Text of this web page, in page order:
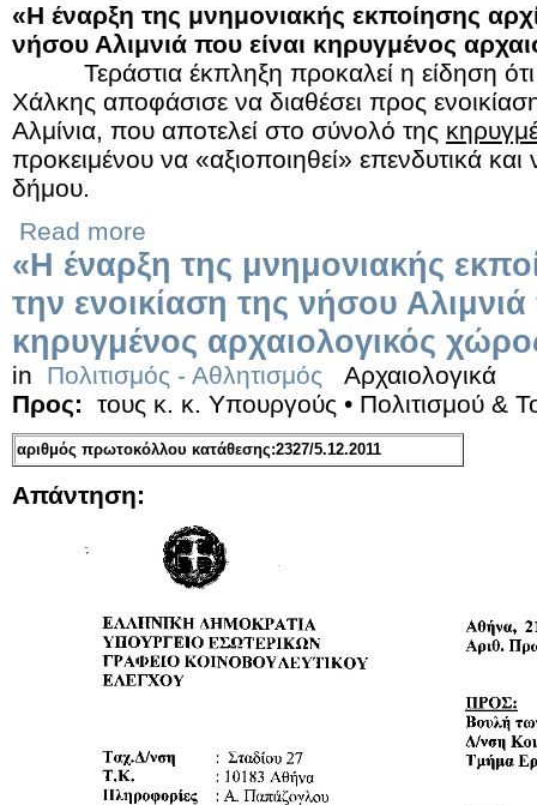
«Η έναρξη της μνημονιακής εκποίησης
νήσου Αλιμνιά που είναι κηρυγμένος
Τεράστια έκπληξη προκαλεί η είδηση ότι
Χάλκης αποφάσισε να διαθέσει προς
Αλμίνια, που αποτελεί στο σύνολό της
προκειμένου να «αξιοποιηθεί» επενδυτικά
δήμου.
Read more
«Η έναρξη της μνημονιακής
την ενοικίαση της νήσου Αλιμνιά
κηρυγμένος αρχαιολογικός
in Πολιτισμός - Αθλητισμός
Αρχαιολογικά
Προς:
τους κ. κ. Υπουργούς • Πολιτισμού &
αριθμός πρωτοκόλλου κατάθεσης:2327/5.12.2011
Απάντηση: